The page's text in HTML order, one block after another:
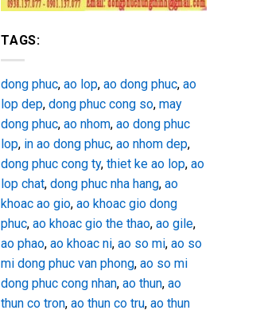
TAGS:
dong phuc, ao lop, ao dong phuc, ao
lop dep, dong phuc cong so, may
dong phuc, ao nhom, ao dong phuc
lop, in ao dong phuc, ao nhom dep,
dong phuc cong ty, thiet ke ao lop, ao
lop chat, dong phuc nha hang, ao
khoac ao gio, ao khoac gio dong
phuc, ao khoac gio the thao, ao gile,
ao phao, ao khoac ni, ao so mi, ao so
mi dong phuc van phong, ao so mi
dong phuc cong nhan, ao thun, ao
thun co tron, ao thun co tru, ao thun